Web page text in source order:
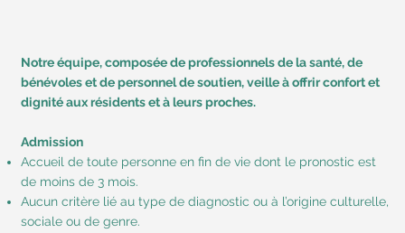
Notre équipe, composée de professionnels de la santé, de
bénévoles et de personnel de soutien, veille à offrir confort et
dignité aux résidents et à leurs proches.
Admission
Accueil de toute personne en fin de vie dont le pronostic est
de moins de 3 mois.
Aucun critère lié au type de diagnostic ou à l’origine culturelle,
sociale ou de genre.